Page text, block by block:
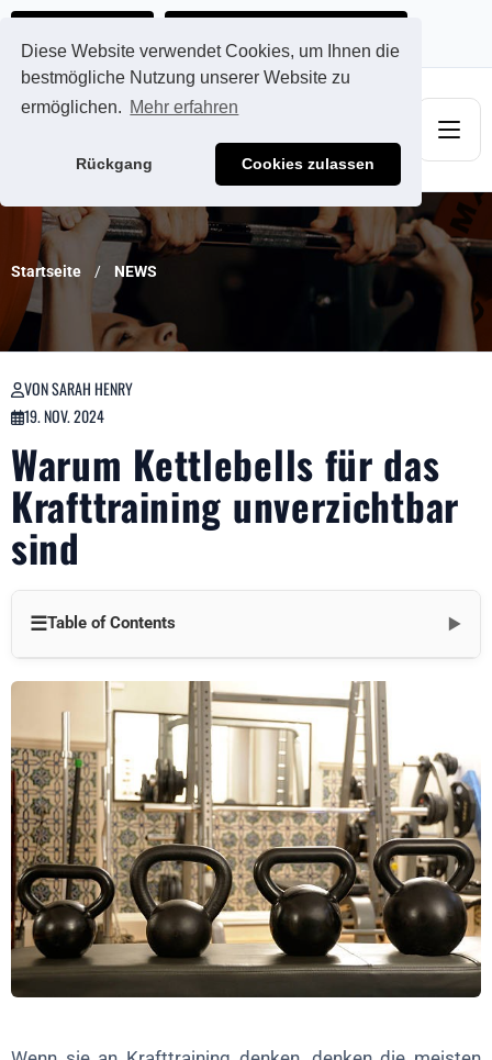
Diese Website verwendet Cookies, um Ihnen die
bestmögliche Nutzung unserer Website zu
ermöglichen. Mehr erfahren
Rückgang Cookies zulassen
Startseite NEWS
VON SARAH HENRY
19. NOV. 2024
Warum Kettlebells für das
Krafttraining unverzichtbar
sind
☰Table of Contents ▼
Kettlebell-Übungen für Kernkraft und Stabilität
Funktionelle Stärke und Flexibilität
Kettlebell-Training für kardiovaskuläre Gesundheit und
Ausdauer
Kurze Zeit, hohe Ergebnisse
Vielseitigkeit und Anpassungsfähigkeit